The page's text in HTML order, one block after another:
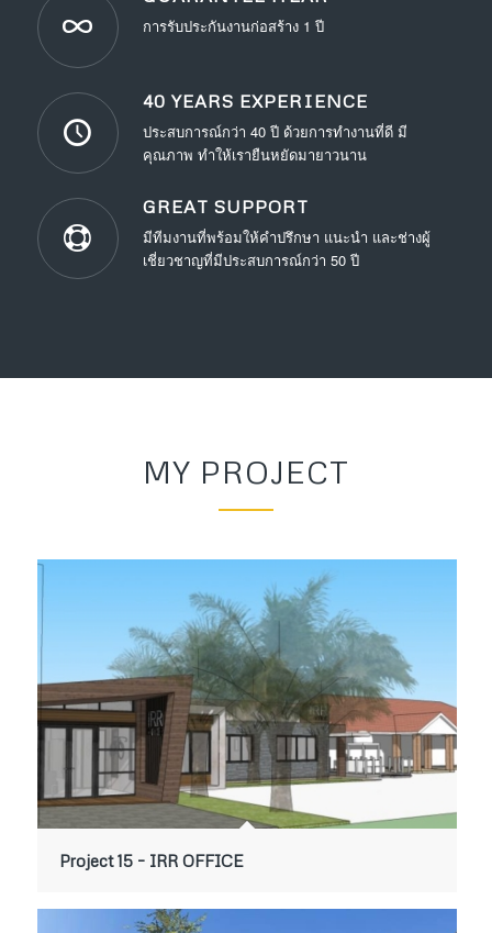
การรับประกันงานก่อสร้าง 1 ปี
40 YEARS EXPERIENCE
ประสบการณ์กว่า 40 ปี ด้วยการทำงานที่ดี มี
คุณภาพ ทำให้เรายืนหยัดมายาวนาน
GREAT SUPPORT
มีทีมงานที่พร้อมให้คำปรึกษา แนะนำ และช่างผู้
เชี่ยวชาญที่มีประสบการณ์กว่า 50 ปี
MY PROJECT
Project 15 – IRR OFFICE